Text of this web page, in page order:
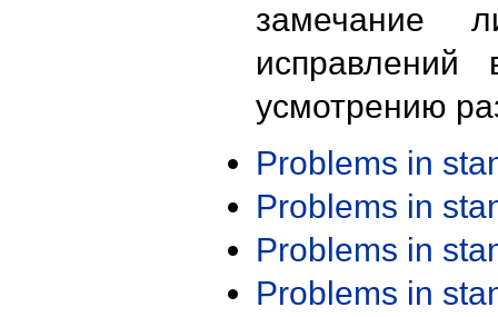
замечание
исправлений
усмотрению
Problems in
Problems in
Problems in
Problems in